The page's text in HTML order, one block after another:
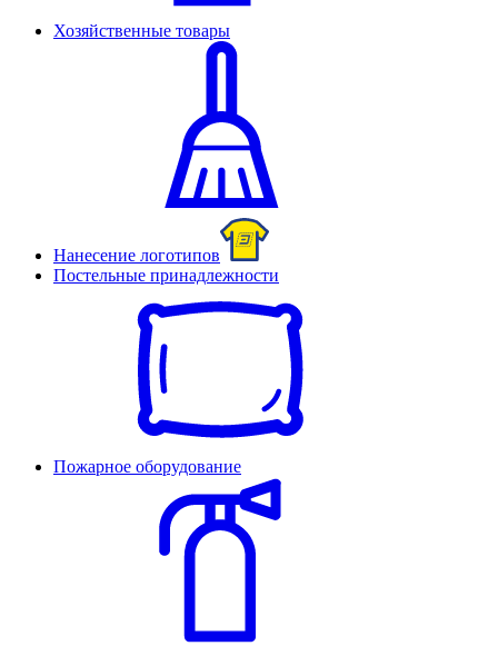
Хозяйственные товары
Нанесение логотипов
Постельные принадлежности
Пожарное оборудование